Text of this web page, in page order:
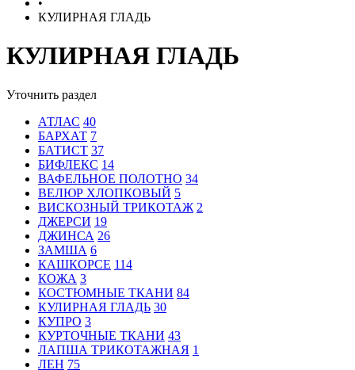
•
КУЛИРНАЯ ГЛАДЬ
КУЛИРНАЯ ГЛАДЬ
Уточнить раздел
АТЛАС 40
БАРХАТ 7
БАТИСТ 37
БИФЛЕКС 14
ВАФЕЛЬНОЕ ПОЛОТНО 34
ВЕЛЮР ХЛОПКОВЫЙ 5
ВИСКОЗНЫЙ ТРИКОТАЖ 2
ДЖЕРСИ 19
ДЖИНСА 26
ЗАМША 6
КАШКОРСЕ 114
КОЖА 3
КОСТЮМНЫЕ ТКАНИ 84
КУЛИРНАЯ ГЛАДЬ 30
КУПРО 3
КУРТОЧНЫЕ ТКАНИ 43
ЛАПША ТРИКОТАЖНАЯ 1
ЛЕН 75